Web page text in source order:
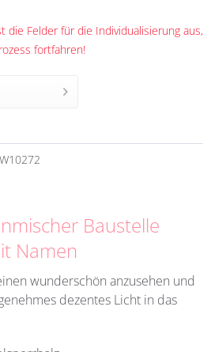
die Felder für die Individualisierung aus,
fortfahren!
Baustelle
Namen
wunderschön anzusehen und
dezentes Licht in das